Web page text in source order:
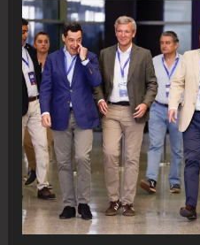
de
gasolina
para
narcotráfico
en
Almería:
la
Guardia
Civil